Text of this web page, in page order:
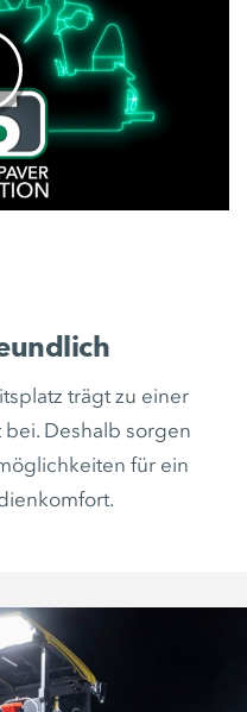
trägt zu einer
Deshalb sorgen
für ein